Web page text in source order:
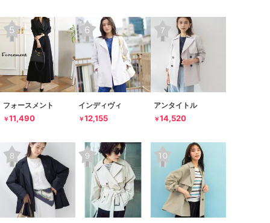
フォースメント
￥11,490
インディヴィ
￥12,155
アンタイトル
￥14,520